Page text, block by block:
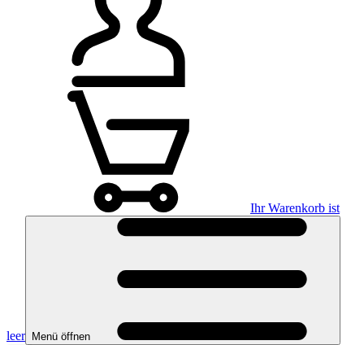
Ihr Warenkorb ist
leer Menü öffnen